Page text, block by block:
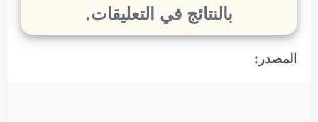
بالنتائج في التعليقات.
المصدر: